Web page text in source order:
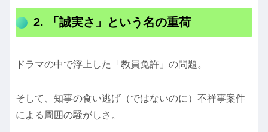
2. 「誠実さ」という名の重荷
ドラマの中で浮上した「教員免許」の問題。
そして、知事の食い逃げ（ではないのに）不祥事案件
による周囲の騒がしさ。